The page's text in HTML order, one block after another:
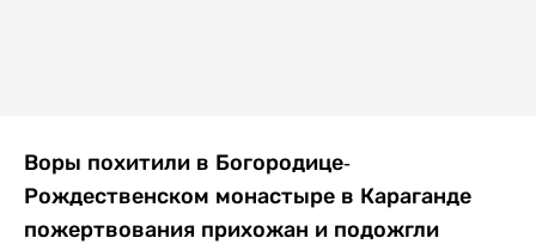
Воры похитили в Богородице-
Рождественском монастыре в Караганде
пожертвования прихожан и подожгли